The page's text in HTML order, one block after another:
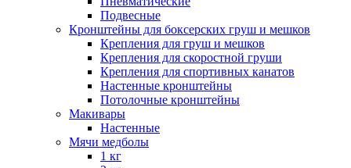
Подвесные
Кронштейны для боксерских груш и мешков
Крепления для груш и мешков
Крепления для скоростной груши
Крепления для спортивных канатов
Настенные кронштейны
Потолочные кронштейны
Макивары
Настенные
Мячи медболы
1 кг